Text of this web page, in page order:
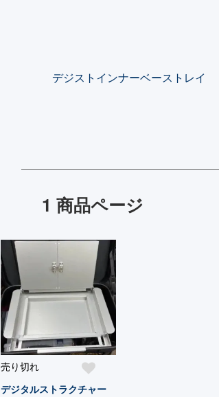
デジストインナーベーストレイ
1 商品ページ
売り切れ
デジタルストラクチャー